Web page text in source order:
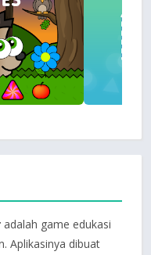
adalah game edukasi
Aplikasinya dibuat